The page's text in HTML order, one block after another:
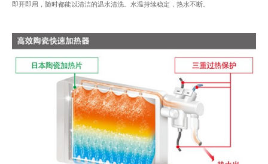
即开即用，随时都能以清洁的温水清洗。水温持续稳定，热水不断。